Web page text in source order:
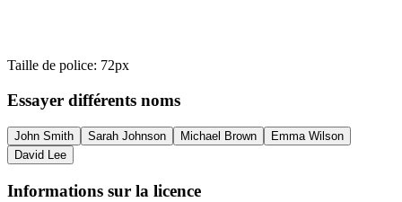
Taille de police: 72px
Essayer différents noms
John Smith Sarah Johnson Michael Brown
Emma Wilson
David Lee
Informations sur la licence